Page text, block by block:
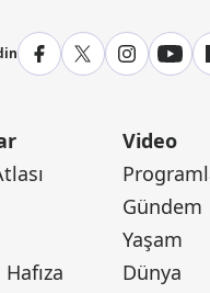
Video
Gündem
Yaşam
Dünya